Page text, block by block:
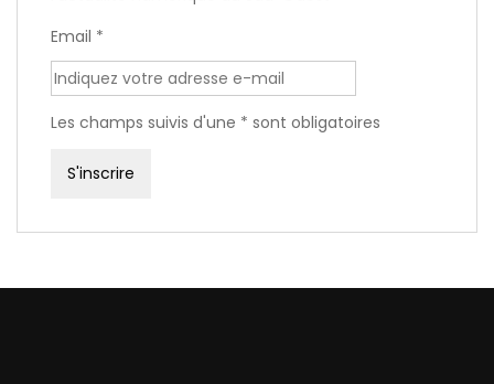
Email *
Les champs suivis d'une * sont obligatoires